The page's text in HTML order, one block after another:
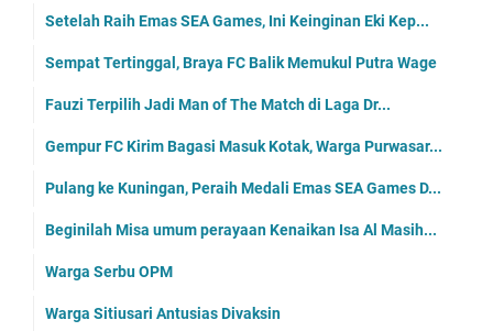
Setelah Raih Emas SEA Games, Ini Keinginan Eki Kep...
Sempat Tertinggal, Braya FC Balik Memukul Putra Wage
Fauzi Terpilih Jadi Man of The Match di Laga Dr...
Gempur FC Kirim Bagasi Masuk Kotak, Warga Purwasar...
Pulang ke Kuningan, Peraih Medali Emas SEA Games D...
Beginilah Misa umum perayaan Kenaikan Isa Al Masih...
Warga Serbu OPM
Warga Sitiusari Antusias Divaksin